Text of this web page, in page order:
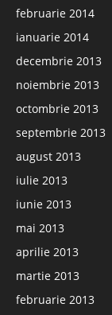
februarie 2014
ianuarie 2014
decembrie 2013
noiembrie 2013
octombrie 2013
septembrie 2013
august 2013
iulie 2013
iunie 2013
mai 2013
aprilie 2013
martie 2013
februarie 2013